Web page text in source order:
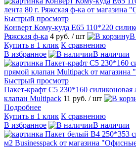
Быстрый просмотр
Конверт Кому-куда Е65 110*220
Ряжская ф-ка 4 руб. / шт В
Купить в 1 клик К сравнению
В избранное
В наличии
Быстрый просмотр
Пакет-крафт C5 230*160 силиконовая
клапан Multipack 11 руб. / шт
Подробнее
Купить в 1 клик К сравнению
В избранное
В наличии